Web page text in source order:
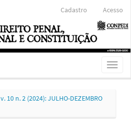
Cadastro Acesso
Toggle
v. 10 n. 2 (2024): JULHO-DEZEMBRO